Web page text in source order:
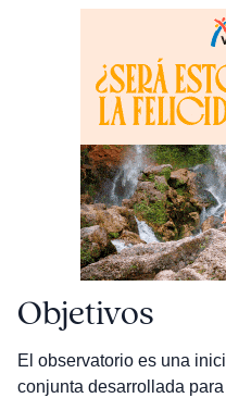
Objetivos
El observatorio es una
conjunta desarrollada para